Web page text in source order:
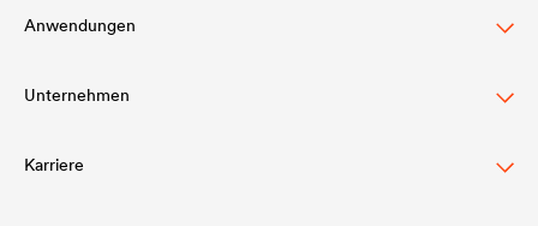
Anwendungen
Steildachschutz
Fassadenschutz & -gestaltung
Unternehmen
Struktur
Karriere